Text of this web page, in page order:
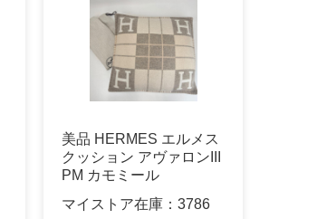
美品 HERMES エルメス
クッション アヴァロンIII
PM カモミール
マイストア在庫： 3786